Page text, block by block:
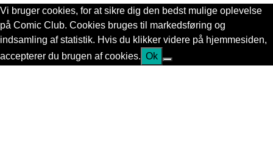
Vi bruger cookies, for at sikre dig den bedst mulige oplevelse
på Comic Club. Cookies bruges til markedsføring og
indsamling af statistik. Hvis du klikker videre på hjemmesiden,
accepterer du brugen af cookies. Ok